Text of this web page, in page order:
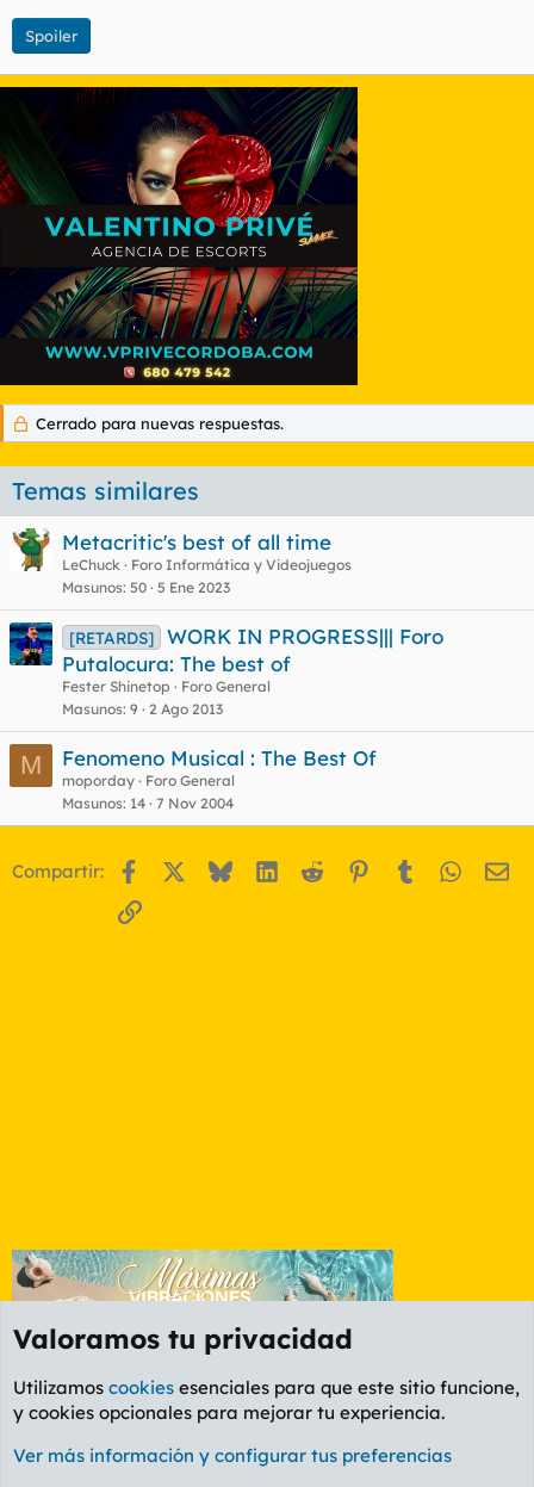
Spoiler
Cerrado para nuevas respuestas.
Temas similares
Metacritic's best of all time
LeChuck
Foro Informática y Videojuegos
Masunos 50 5 Ene 2023
[RETARDS]
WORK IN PROGRESS||| Foro
Putalocura: The best of
Fester Shinetop
Foro General
Masunos 9 2 Ago 2013
M Fenomeno Musical : The Best Of
moporday
Foro General
Masunos 14 7 Nov 2004
Compartir: Facebook BlueskyLinkedIn
Reddit Pinterest
Tumblr
Enlace
Foro Música
Cookies
PL OLDSTYLE AMARILLO
Valoramos tu privacidad
Utilizamos cookies esenciales para que este sitio funcione,
y cookies opcionales para mejorar tu experiencia.
Ver más información y configurar tus preferencias